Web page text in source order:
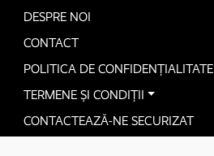
DESPRE NOI
CONTACT
POLITICA DE CONFIDENȚIALITATE
TERMENE ȘI CONDIȚII
CONTACTEAZĂ-NE SECURIZAT